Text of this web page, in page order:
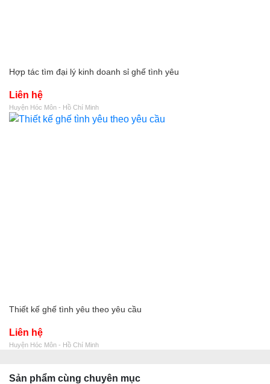
Hợp tác tìm đại lý kinh doanh sỉ ghế tình yêu
Liên hệ
Huyện Hóc Môn - Hồ Chí Minh
Thiết kế ghế tình yêu theo yêu cầu
Liên hệ
Huyện Hóc Môn - Hồ Chí Minh
Sản phẩm cùng chuyên mục